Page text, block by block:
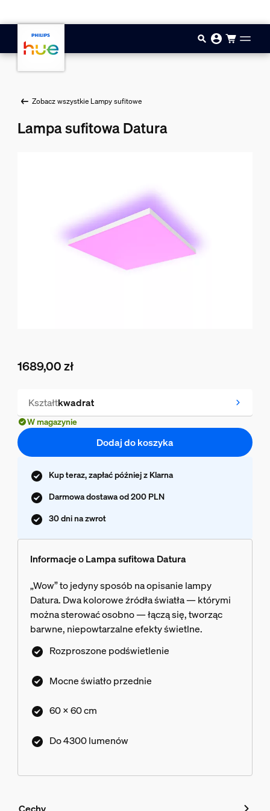
Zobacz wszystkie Lampy sufitowe
Lampa sufitowa Datura
1689,00 zł
Kształtkwadrat
W magazynie
Dodaj do koszyka
Kup teraz, zapłać później z Klarna
Darmowa dostawa od 200 PLN
30 dni na zwrot
Informacje o Lampa sufitowa Datura
„Wow” to jedyny sposób na opisanie lampy
Datura. Dwa kolorowe źródła światła — którymi
można sterować osobno — łączą się, tworząc
barwne, niepowtarzalne efekty świetlne.
Rozproszone podświetlenie
Mocne światło przednie
60 x 60 cm
Do 4300 lumenów